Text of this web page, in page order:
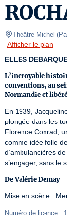
Théâtre Michel (
Afficher le plan
ELLES
L’incroyable
conventions, au
Normandie et
En 1939,
plongée dans les
Florence Conrad,
comme idée folle
d’ambulancières
s’engager, sans le
De Valérie Demay
Mise en scène :
Numéro de licence :